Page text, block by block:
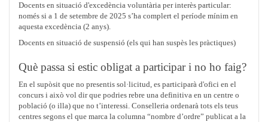
Docents en situació d'excedència voluntària per interès particular:
només si a 1 de setembre de 2025 s’ha complert el període mínim en
aquesta excedència (2 anys).
Docents en situació de suspensió (els qui han suspès les pràctiques)
Què passa si estic obligat a participar i no ho faig?
En el supòsit que no presentis sol·licitud, es participarà d'ofici en el
concurs i això vol dir que podries rebre una definitiva en un centre o
població (o illa) que no t’interessi. Conselleria ordenarà tots els teus
centres segons el que marca la columna “nombre d’ordre” publicat a la